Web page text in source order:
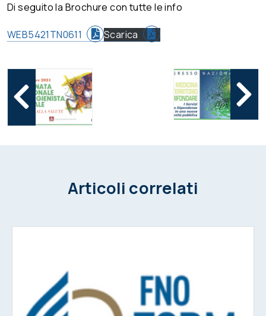
Di seguito la Brochure con tutte le info
WEB5421TN0611 Scarica
Articoli correlati